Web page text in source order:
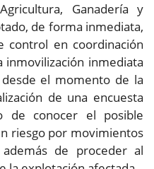
Ganadería y
de forma inmediata,
control en coordinación
inmovilización inmediata
el momento de la
de una encuesta
de conocer el posible
riesgo por movimientos
de proceder al